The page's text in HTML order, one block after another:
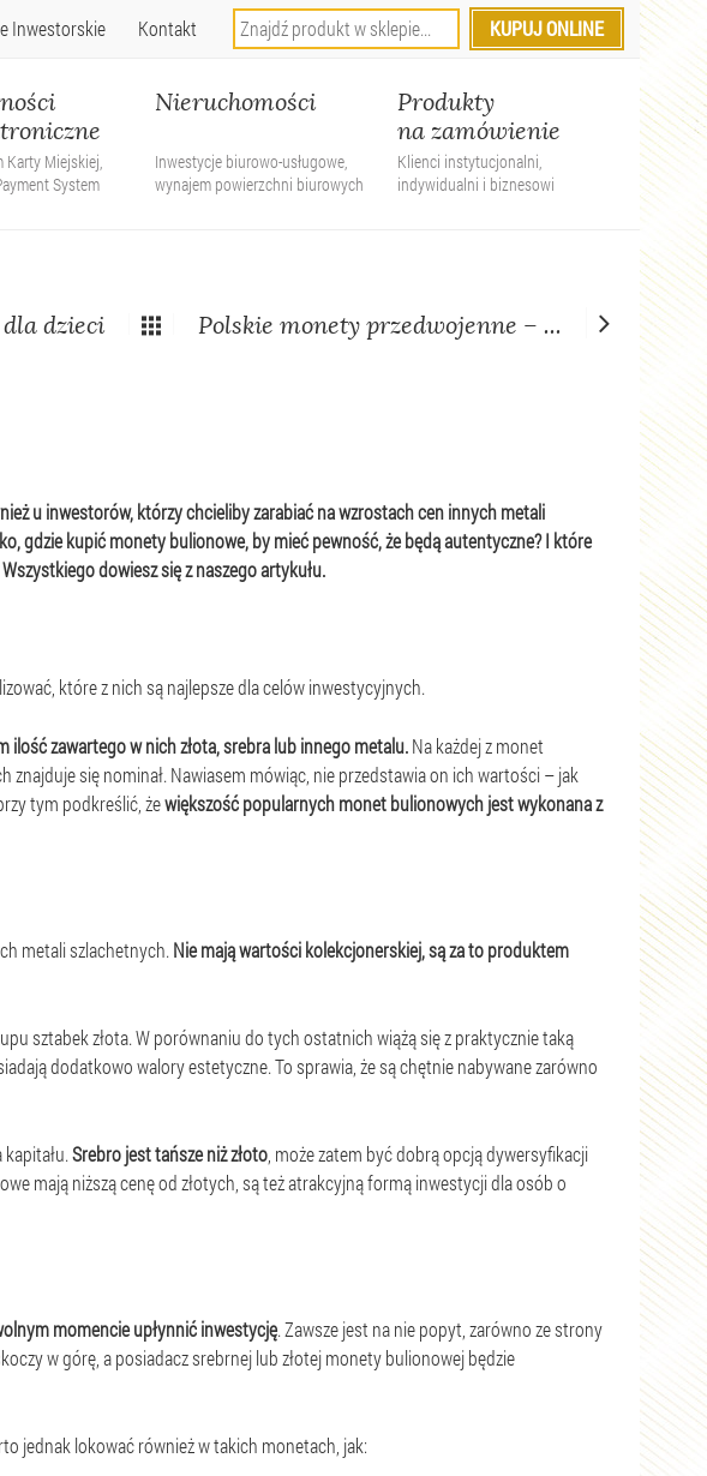
Karty Miejskiej,
System
Nieruchomości
Inwestycje biurowo-usługowe,
wynajem powierzchni biurowych
Produkty
na zamówienie
Klienci instytucjonalni,
indywidualni i biznesowi
Inwestorskie Kontakt
u inwestorów, którzy chcieliby zarabiać na wzrostach cen innych metali
gdzie kupić monety bulionowe, by mieć pewność, że będą autentyczne? I które
dowiesz się z naszego artykułu.
które z nich są najlepsze dla celów inwestycyjnych.
ilość zawartego w nich złota, srebra lub innego metalu.Na każdej z monet
się nominał. Nawiasem mówiąc, nie przedstawia on ich wartości – jak
tym podkreślić, żewiększość popularnych monet bulionowych jest wykonana z
metali szlachetnych. Nie mają wartości kolekcjonerskiej, są za to produktem
sztabek złota. W porównaniu do tych ostatnich wiążą się z praktycznie taką
dodatkowo walory estetyczne. To sprawia, że są chętnie nabywane zarówno
Srebro jest tańsze niż złoto , może zatem być dobrą opcją dywersyfikacji
mają niższą cenę od złotych, są też atrakcyjną formą inwestycji dla osób o
momencie upłynnić inwestycję. Zawsze jest na nie popyt, zarówno ze strony
w górę, a posiadacz srebrnej lub złotej monety bulionowej będzie
jednak lokować również w takich monetach, jak:
dzieci Polskie monety przedwojenne – ...